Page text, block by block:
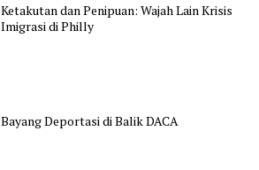
Ketakutan dan Penipuan: Wajah Lain Krisis
Imigrasi di Philly
Bayang Deportasi di Balik DACA